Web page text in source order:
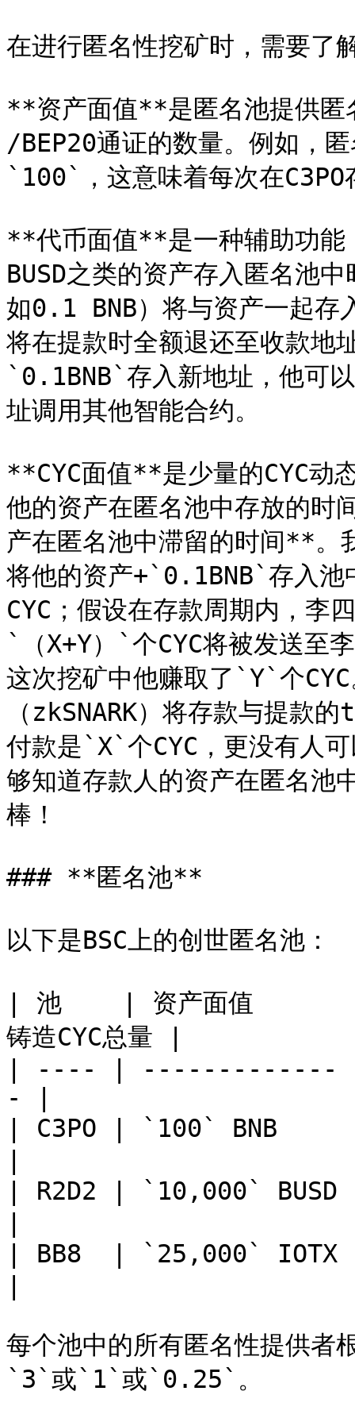
在进行匿名性挖矿时，需要了
**资产面值**是匿名池提供匿
/BEP20通证的数量。例如，
`100`，这意味着每次在
**代币面值**是一种辅助功能
BUSD之类的资产存入匿名池
如0.1 BNB）将与资产一起存
将在提款时全额退还至收款
`0.1BNB`存入新地址，他可
址调用其他智能合约。
**CYC面值**是少量的CYC动
他的资产在匿名池中存放的时
产在匿名池中滞留的时间**。
将他的资产+`0.1BNB`存入池
CYC；假设在存款周期内，李
`（X+Y）`个CYC将被发送至
这次挖矿中他赚取了`Y`个
（zkSNARK）将存款与提款
付款是`X`个CYC，更没有人
够知道存款人的资产在匿名池
棒！
### **匿名池**
以下是BSC上的创世匿名池：
| 池    | 资产面值
铸造CYC总量 |
| ---- |
- |
| C3PO | `100` BNB
| R2D2 | `10,000`
| BB8  | `25,000`
每个池中的所有匿名性提供者
`3`或`1`或`0.25`。